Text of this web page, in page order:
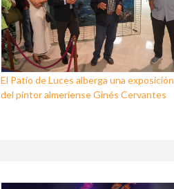
El Patio de Luces alberga una exposición
del pintor almeriense Ginés Cervantes